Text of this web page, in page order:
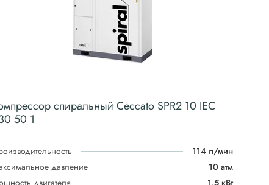
спиральный Ceccato SPR2 10 IEC
50 1
114 л/мин
давление
10 атм
двигателя
1.5 кВт